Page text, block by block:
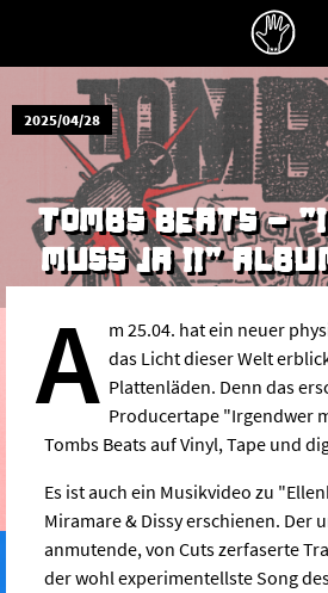
2025/04/28
TOMBS BEATS -
MUSS JA II"
A m 25.04. hat ein neuer
das Licht dieser Welt
Plattenläden. Denn das
Producertape "Irgendwer
Tombs Beats auf Vinyl, Tape und
Es ist auch ein Musikvideo zu
Miramare & Dissy erschienen. Der
anmutende, von Cuts zerfaserte
der wohl experimentellste Song